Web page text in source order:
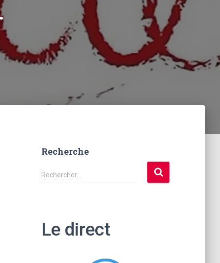
Recherche
R
e
r
c
Rechercher…
Le direct